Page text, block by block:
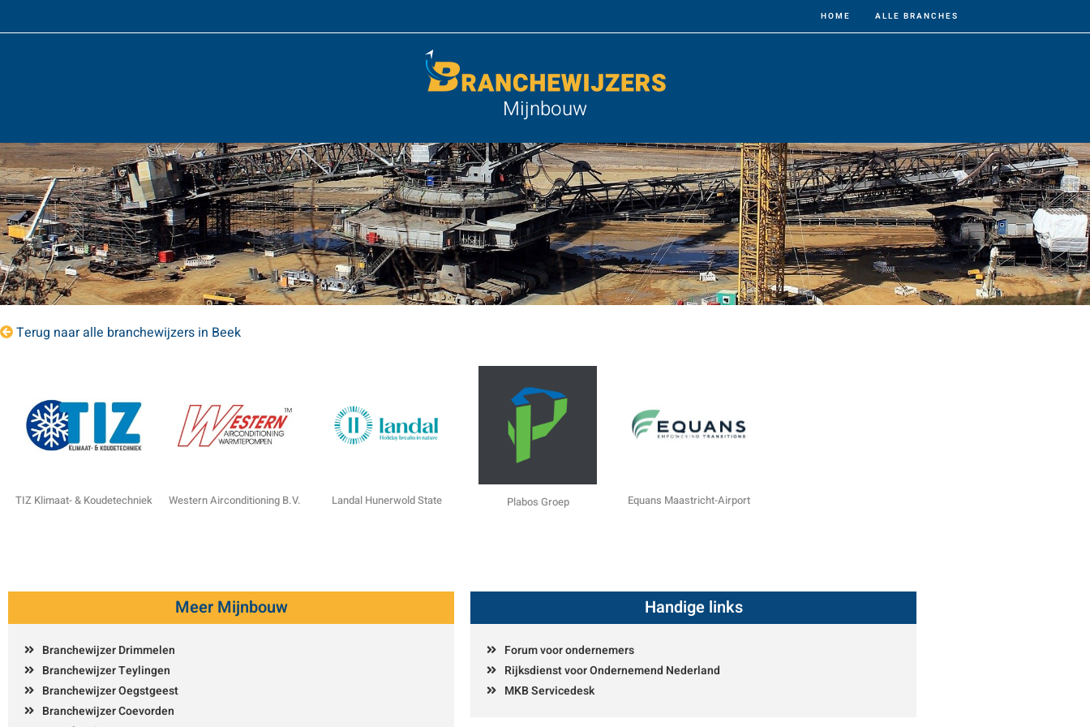
HOME ALLE BRANCHES
Mijnbouw
Terug naar alle branchewijzers in Beek
TIZ Klimaat- & Koudetechniek Western Airconditioning B.V. Landal Hunerwold State Plabos Groep Equans Maastricht-Airport
Meer Mijnbouw
Branchewijzer Drimmelen
Branchewijzer Teylingen
Branchewijzer Oegstgeest
Branchewijzer Coevorden
Handige links
Forum voor ondernemers
Rijksdienst voor Ondernemend Nederland
MKB Servicedesk